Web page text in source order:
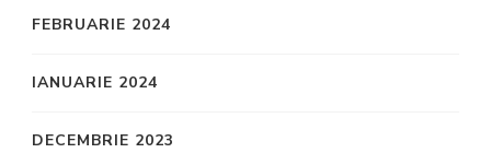
FEBRUARIE 2024
IANUARIE 2024
DECEMBRIE 2023